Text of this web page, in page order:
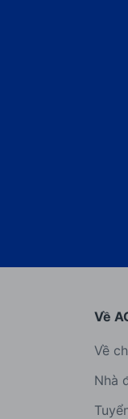
Về
Về
Nhà